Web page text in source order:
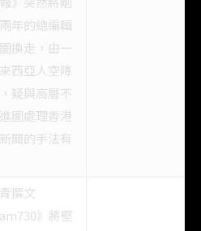
年的總編輯
換走，由一
西亞人空降
疑與高層不
圖處理香港
聞的手法有
撰文
am730》將堅